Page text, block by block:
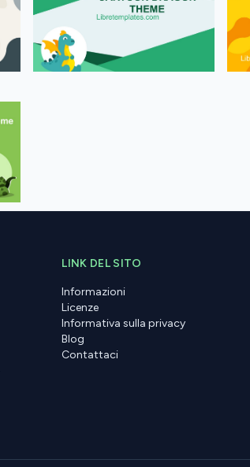
LINK DEL SITO
Informazioni
Licenze
Informativa sulla privacy
Blog
Contattaci